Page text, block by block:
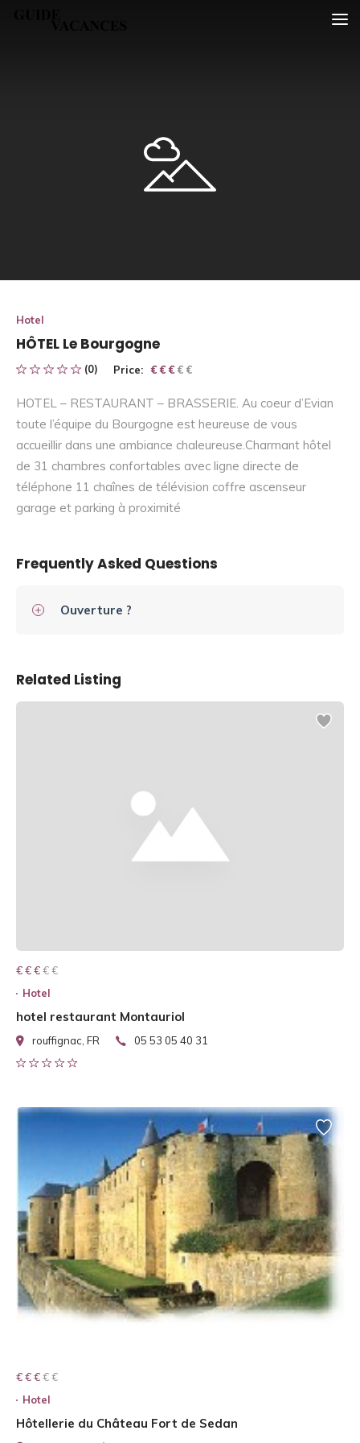
Hotel
HÔTEL Le Bourgogne
(0) Price: € € € € €
€ € €
HOTEL – RESTAURANT – BRASSERIE. Au coeur d’Evian
toute l’équipe du Bourgogne est heureuse de vous
accueillir dans une ambiance chaleureuse.Charmant hôtel
de 31 chambres confortables avec ligne directe de
téléphone 11 chaînes de télévision coffre ascenseur
garage et parking à proximité
Frequently Asked Questions
Ouverture ?
Related Listing
€ € € € €
€ € €
Hotel
hotel restaurant Montauriol
rouffignac, FR 05 53 05 40 31
€ € € € €
€ € €
Hotel
Hôtellerie du Château Fort de Sedan